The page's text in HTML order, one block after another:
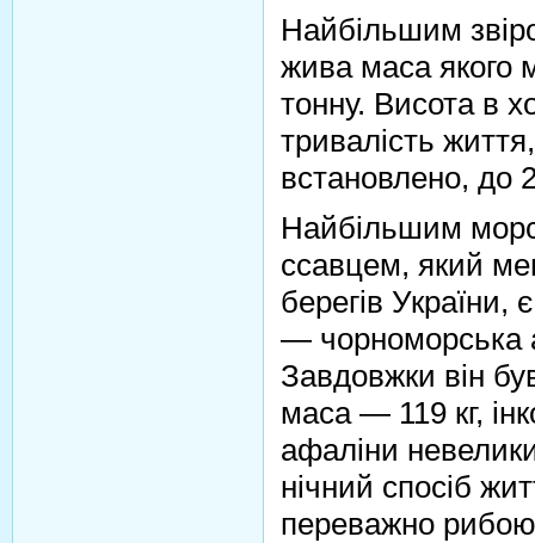
Найбільшим
жива маса якого
тонну. Висота в
тривалість
встановлено, до
Найбільшим
ссавцем, який
берегів України,
— чорноморська
Завдовжки він
маса — 119 кг,
афаліни
нічний спосіб
переважно